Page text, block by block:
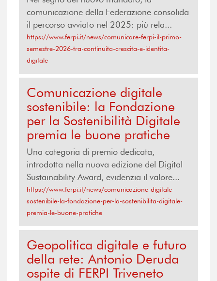
comunicazione della Federazione consolida
il percorso avviato nel 2025: più rela...
https://www.ferpi.it/news/comunicare-ferpi-il-primo-
semestre-2026-tra-continuita-crescita-e-identita-
digitale
Comunicazione digitale
sostenibile: la Fondazione
per la Sostenibilità Digitale
premia le buone pratiche
Una categoria di premio dedicata,
introdotta nella nuova edizione del Digital
Sustainability Award, evidenzia il valore...
https://www.ferpi.it/news/comunicazione-digitale-
sostenibile-la-fondazione-per-la-sostenibilita-digitale-
premia-le-buone-pratiche
Geopolitica digitale e futuro
della rete: Antonio Deruda
ospite di FERPI Triveneto